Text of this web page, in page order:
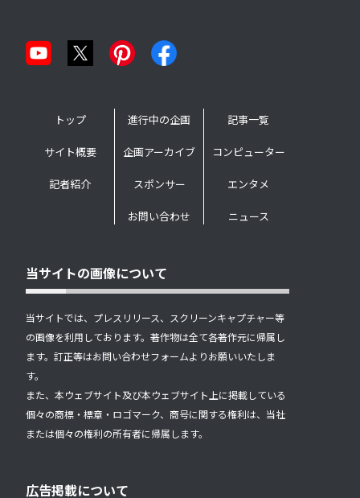
トップ
サイト概要
記者紹介
進行中の企画
企画アーカイブ
スポンサー
お問い合わせ
記事一覧
コンピューター
エンタメ
ニュース
当サイトの画像について
当サイトでは、プレスリリース、スクリーンキャプチャー等
の画像を利用しております。著作物は全て各著作元に帰属し
ます。訂正等はお問い合わせフォームよりお願いいたしま
す。
また、本ウェブサイト及び本ウェブサイト上に掲載している
個々の商標・標章・ロゴマーク、商号に関する権利は、当社
または個々の権利の所有者に帰属します。
広告掲載について